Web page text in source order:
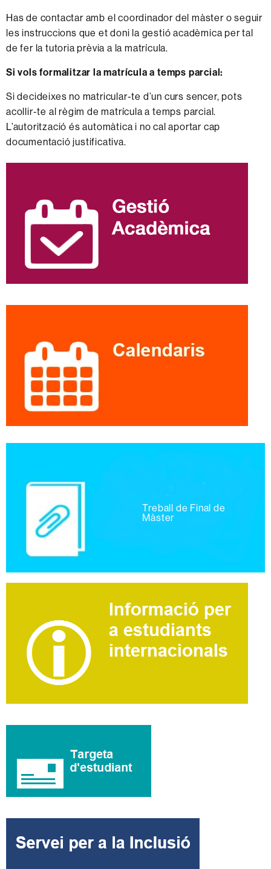
Has de contactar amb el coordinador del màster o seguir
les instruccions que et doni la gestió acadèmica per tal
de fer la tutoria prèvia a la matrícula.
Si vols formalitzar la matrícula a temps parcial:
Si decideixes no matricular-te d’un curs sencer, pots
acollir-te al règim de matrícula a temps parcial.
L’autorització és automàtica i no cal aportar cap
documentació justificativa.
Informació
Treball de Final de
Màster